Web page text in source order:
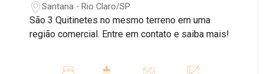
Santana - Rio Claro/SP
São 3 Quitinetes no mesmo terreno em uma
região comercial. Entre em contato e saiba mais!